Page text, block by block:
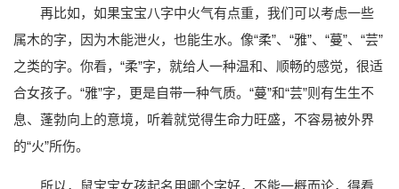
再比如，如果宝宝八字中火气有点重，我们可以考虑一些
属木的字，因为木能泄火，也能生水。像“柔”、“雅”、“蔓”、“芸”
之类的字。你看，“柔”字，就给人一种温和、顺畅的感觉，很适
合女孩子。“雅”字，更是自带一种气质。“蔓”和“芸”则有生生不
息、蓬勃向上的意境，听着就觉得生命力旺盛，不容易被外界
的“火”所伤。
所以，鼠宝宝女孩起名用哪个字好，不能一概而论，得看